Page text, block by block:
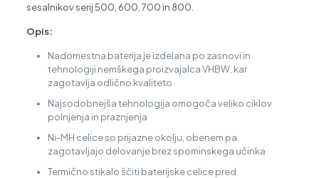
sesalnikov serij 500, 600, 700 in 800.
Opis:
Nadomestna baterija je izdelana po zasnovi in
tehnologiji nemškega proizvajalca VHBW, kar
zagotavlja odlično kvaliteto
Najsodobnejša tehnologija omogoča veliko ciklov
polnjenja in praznjenja
Ni-MH celice so prijazne okolju, obenem pa
zagotavljajo delovanje brez spominskega učinka
Termično stikalo ščiti baterijske celice pred